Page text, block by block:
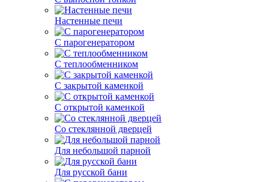
Настенные печи
С парогенератором
С теплообменником
С закрытой каменкой
С открытой каменкой
Со стеклянной дверцей
Для небольшой парной
Для русской бани